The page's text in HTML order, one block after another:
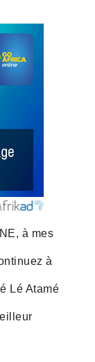
à mes
à
Lé Atamé